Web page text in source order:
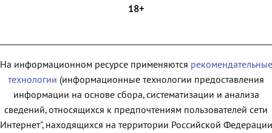
18+
На информационном ресурсе применяются рекомендательные
технологии (информационные технологии предоставления
информации на основе сбора, систематизации и анализа
сведений, относящихся к предпочтениям пользователей сети
находящихся на территории Российской